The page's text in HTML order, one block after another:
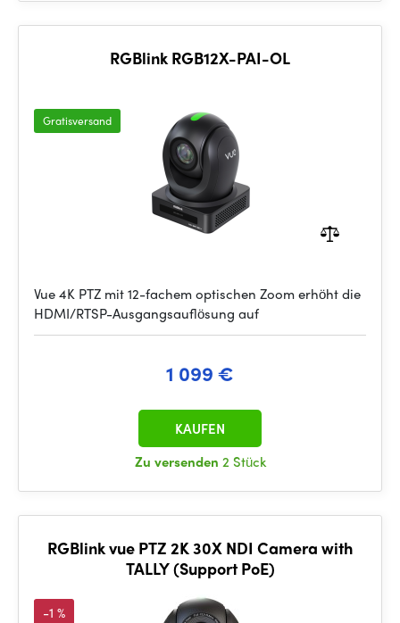
RGBlink RGB12X-PAI-OL
Gratisversand
Vue 4K PTZ mit 12-fachem optischen Zoom erhöht die
HDMI/RTSP-Ausgangsauflösung auf
1 099 €
Zu versenden 2 Stück
KAUFEN
RGBlink vue PTZ 2K 30X NDI Camera with
TALLY (Support PoE)
-1 %